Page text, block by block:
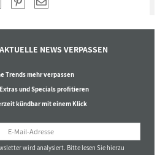
NEWS VERPASSEN
Trends mehr verpassen
und Specials profitieren
kündbar mit einem Klick
wird analysiert. Bitte lesen Sie hierzu